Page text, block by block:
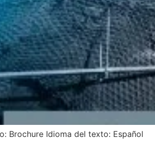
Brochure Idioma del texto: Español